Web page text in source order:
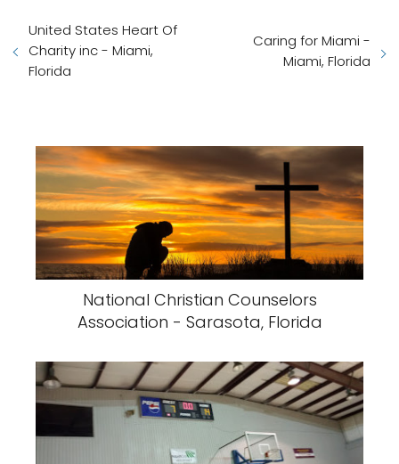
United States Heart Of
Charity inc - Miami,
Florida
Caring for Miami -
Miami, Florida
National Christian Counselors
Association - Sarasota, Florida